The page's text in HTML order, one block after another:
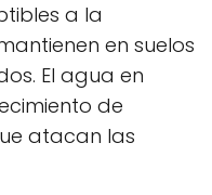
a la
en suelos
El agua en
de
atacan las